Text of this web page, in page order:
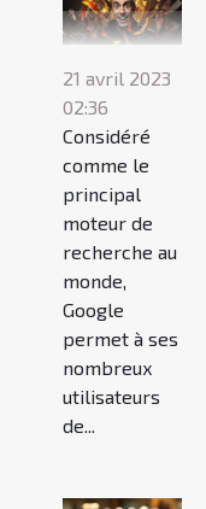
21 avril 2023
02:36
Considéré
comme le
principal
moteur de
recherche au
monde,
Google
permet à ses
nombreux
utilisateurs
de...